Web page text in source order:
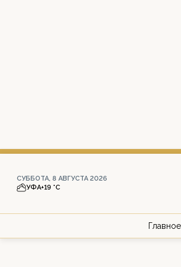
СУББОТА, 8 АВГУСТА 2026
УФА+19 °С
Главное